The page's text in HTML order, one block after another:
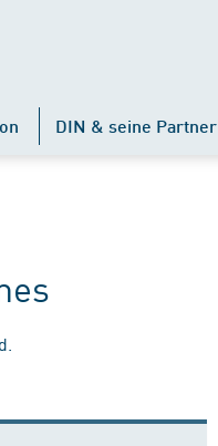
DIN & seine Partner